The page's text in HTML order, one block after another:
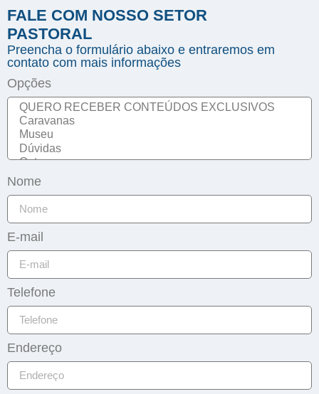
FALE COM NOSSO SETOR
PASTORAL
Preencha o formulário abaixo e entraremos em
contato com mais informações
Opções
Nome
E-mail
Telefone
Endereço